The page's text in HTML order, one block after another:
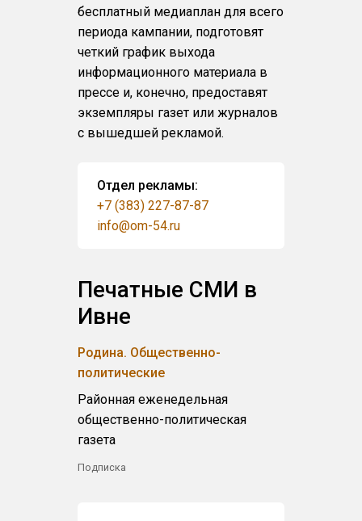
бесплатный медиаплан для всего
периода кампании, подготовят
четкий график выхода
информационного материала в
прессе и, конечно, предоставят
экземпляры газет или журналов
с вышедшей рекламой.
Отдел рекламы:
+7 (383) 227-87-87
info@om-54.ru
Печатные СМИ в
Ивне
Родина. Общественно-
политические
Районная еженедельная
общественно-политическая
газета
Подписка